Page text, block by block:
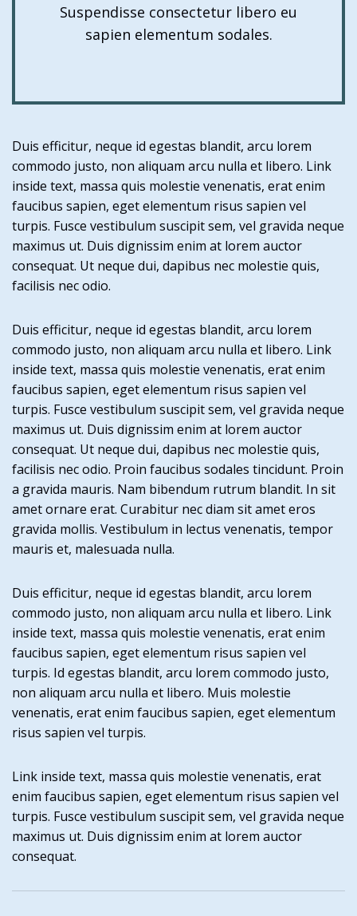
Suspendisse consectetur libero eu
sapien elementum sodales.
Duis efficitur, neque id egestas blandit, arcu lorem
commodo justo, non aliquam arcu nulla et libero. Link
inside text, massa quis molestie venenatis, erat enim
faucibus sapien, eget elementum risus sapien vel
turpis. Fusce vestibulum suscipit sem, vel gravida neque
maximus ut. Duis dignissim enim at lorem auctor
consequat. Ut neque dui, dapibus nec molestie quis,
facilisis nec odio.
Duis efficitur, neque id egestas blandit, arcu lorem
commodo justo, non aliquam arcu nulla et libero. Link
inside text, massa quis molestie venenatis, erat enim
faucibus sapien, eget elementum risus sapien vel
turpis. Fusce vestibulum suscipit sem, vel gravida neque
maximus ut. Duis dignissim enim at lorem auctor
consequat. Ut neque dui, dapibus nec molestie quis,
facilisis nec odio. Proin faucibus sodales tincidunt. Proin
a gravida mauris. Nam bibendum rutrum blandit. In sit
amet ornare erat. Curabitur nec diam sit amet eros
gravida mollis. Vestibulum in lectus venenatis, tempor
mauris et, malesuada nulla.
Duis efficitur, neque id egestas blandit, arcu lorem
commodo justo, non aliquam arcu nulla et libero. Link
inside text, massa quis molestie venenatis, erat enim
faucibus sapien, eget elementum risus sapien vel
turpis. Id egestas blandit, arcu lorem commodo justo,
non aliquam arcu nulla et libero. Muis molestie
venenatis, erat enim faucibus sapien, eget elementum
risus sapien vel turpis.
Link inside text, massa quis molestie venenatis, erat
enim faucibus sapien, eget elementum risus sapien vel
turpis. Fusce vestibulum suscipit sem, vel gravida neque
maximus ut. Duis dignissim enim at lorem auctor
consequat.